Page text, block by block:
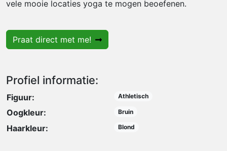
vele mooie locaties yoga te mogen beoefenen.
Praat direct met me!
Profiel informatie:
Figuur: Athletisch
Oogkleur: Bruin
Haarkleur: Blond